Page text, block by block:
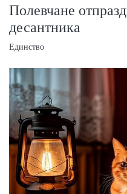
Полевчане
десантника
Единство